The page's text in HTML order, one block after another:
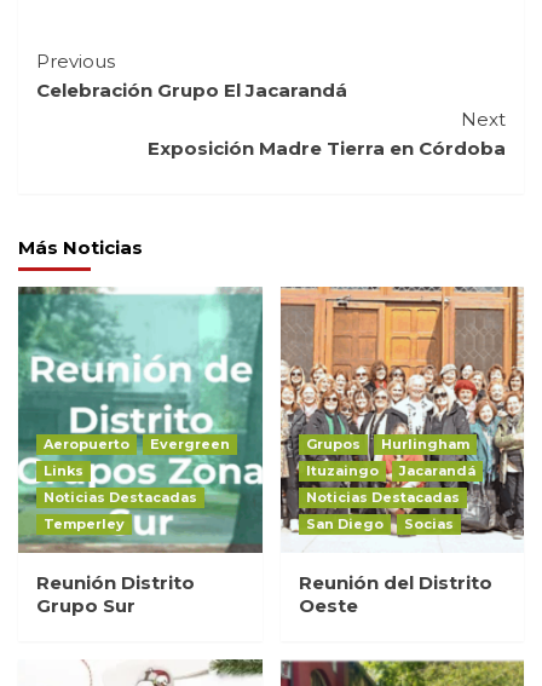
Continue
Previous
Celebración Grupo El Jacarandá
Next
Exposición Madre Tierra en Córdoba
Más Noticias
Aeropuerto
Evergreen
Links
Noticias Destacadas
Temperley
Reunión Distrito
Grupo Sur
Grupos
Hurlingham
Ituzaingo
Jacarandá
Noticias Destacadas
San Diego
Socias
Reunión del Distrito
Oeste